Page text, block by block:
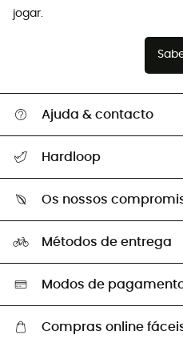
jogar.
Ajuda & contacto
Devoluções e reembolsos
Guia de tamanhos
Trocas & Devoluções
Hardloop
Os nossos embaixadores
Os nossos
Seleção eco-responsável
Métodos de entrega
Modos de
Compras online